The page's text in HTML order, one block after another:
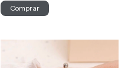
Comprar